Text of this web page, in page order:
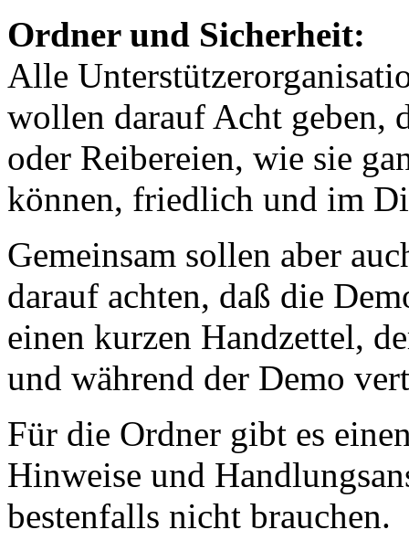
Ordner und Sicherheit:
Alle
wollen darauf Acht geben,
oder Reibereien, wie sie
können, friedlich und im
Gemeinsam sollen aber
darauf achten, daß die
einen kurzen Handzettel,
und während der Demo
Für die Ordner gibt es
Hinweise und
bestenfalls nicht brauchen.